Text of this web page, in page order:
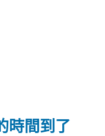
時間到了